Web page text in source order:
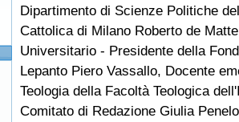
Dipartimento di Scienze Politiche
Cattolica di Milano Roberto de
Universitario - Presidente della
Lepanto Piero Vassallo, Docente
Teologia della Facoltà Teologica
Comitato di Redazione Giulia